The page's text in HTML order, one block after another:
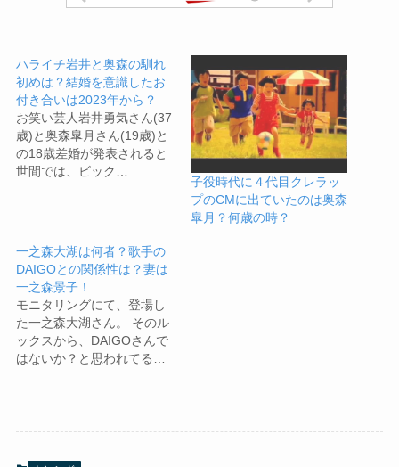
ハライチ岩井と奥森の馴れ
初めは？結婚を意識したお
付き合いは2023年から？
お笑い芸人岩井勇気さん(37
歳)と奥森皐月さん(19歳)と
の18歳差婚が発表されると
世間では、ビック…
子役時代に４代目クレラッ
プのCMに出ていたのは奥森
皐月？何歳の時？
一之森大湖は何者？歌手の
DAIGOとの関係性は？妻は
一之森景子！
モニタリングにて、登場し
た一之森大湖さん。 そのル
ックスから、DAIGOさんで
はないか？と思われてる…